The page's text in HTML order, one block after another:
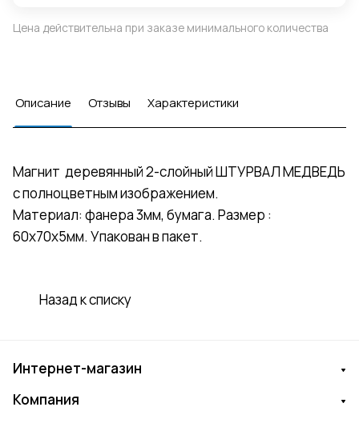
Цена действительна при заказе минимального количества
Описание Отзывы Характеристики
Магнит деревянный 2-слойный ШТУРВАЛ МЕДВЕДЬ
с полноцветным изображением.
Материал: фанера 3мм, бумага. Размер :
60х70х5мм. Упакован в пакет.
Назад к списку
Интернет-магазин
Компания